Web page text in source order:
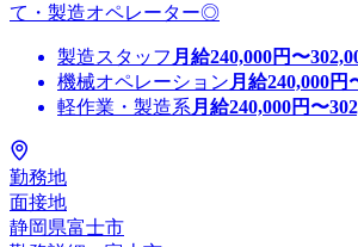
て・製造オペレーター◎
製造スタッフ 月給240,000円〜
機械オペレーション 月給240,000円
軽作業・製造系 月給240,000円〜
勤務地
面接地
静岡県富士市